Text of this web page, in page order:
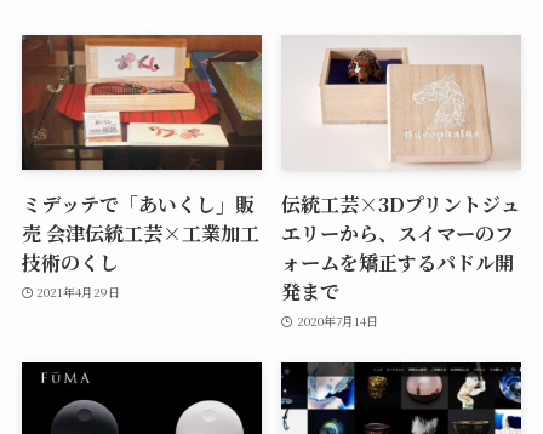
ミデッテで「あいくし」販
売 会津伝統工芸×工業加工
技術のくし
2021年4月29日
伝統工芸×3Dプリントジュ
エリーから、スイマーのフ
ォームを矯正するパドル開
発まで
2020年7月14日